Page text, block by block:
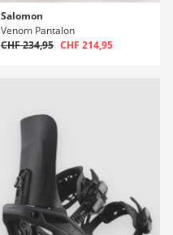
Salomon
Venom Pantalon
CHF 234,95 CHF 214,95